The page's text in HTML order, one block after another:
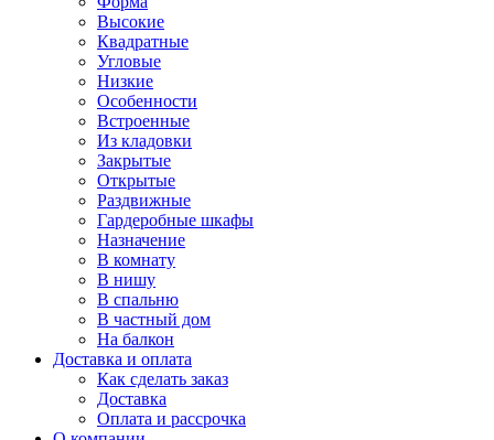
Высокие
Квадратные
Угловые
Низкие
Особенности
Встроенные
Из кладовки
Закрытые
Открытые
Раздвижные
Гардеробные шкафы
Назначение
В комнату
В нишу
В спальню
В частный дом
На балкон
Доставка и оплата
Как сделать заказ
Доставка
Оплата и рассрочка